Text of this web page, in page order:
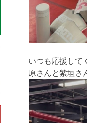
いつも応援して
原さんと紫垣さ